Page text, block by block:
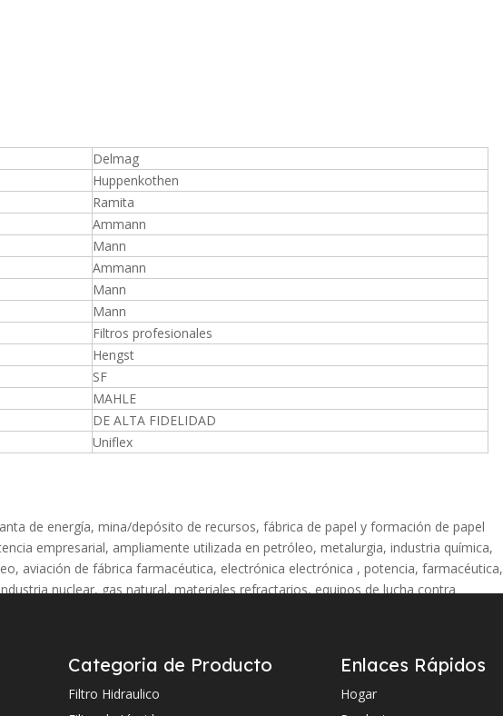
Delmag
Huppenkothen
Ramita
Ammann
Mann
Ammann
Mann
Mann
Filtros profesionales
Hengst
SF
MAHLE
DE ALTA FIDELIDAD
Uniflex
de energía, mina/depósito de recursos, fábrica de papel y formación de papel
empresarial, ampliamente utilizada en petróleo, metalurgia, industria química,
aviación de fábrica farmacéutica, electrónica electrónica , potencia, farmacéutica,
nuclear, gas natural, materiales refractarios, equipos de lucha contra
de la siguiente manera
Categoria de Producto
Filtro Hidraulico
Enlaces Rápidos
Hogar